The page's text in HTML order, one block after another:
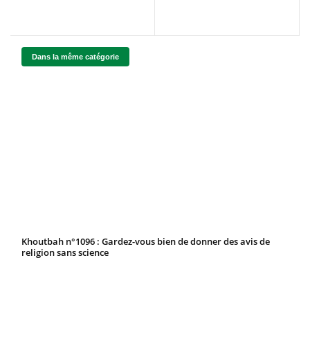
Dans la même catégorie
Khoutbah n°1096 : Gardez-vous bien de donner des avis de
religion sans science